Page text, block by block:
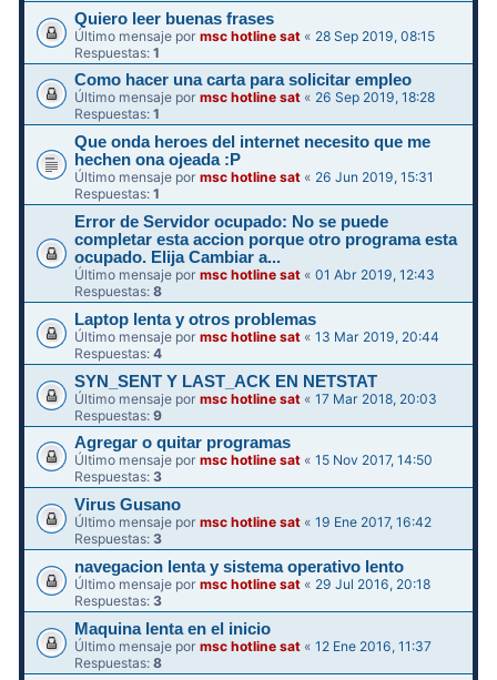
Quiero leer buenas frases
Último mensaje pormsc hotline sat « 28 Sep 2019, 08:15
Respuestas:1
Como hacer una carta para solicitar empleo
Último mensaje pormsc hotline sat « 26 Sep 2019, 18:28
Respuestas:1
Que onda heroes del internet necesito que me
hechen ona ojeada :P
Último mensaje pormsc hotline sat « 26 Jun 2019, 15:31
Respuestas:1
Error de Servidor ocupado: No se puede
completar esta accion porque otro programa esta
ocupado. Elija Cambiar a...
Último mensaje pormsc hotline sat «01 Abr 2019, 12:43
Respuestas:8
Laptop lenta y otros problemas
Último mensaje pormsc hotline sat «13 Mar 2019, 20:44
Respuestas:4
SYN_SENT Y LAST_ACK EN NETSTAT
Último mensaje pormsc hotline sat «17 Mar 2018, 20:03
Respuestas:9
Agregar o quitar programas
Último mensaje pormsc hotline sat «15 Nov 2017, 14:50
Respuestas:3
Virus Gusano
Último mensaje pormsc hotline sat «19 Ene 2017, 16:42
Respuestas: 3
navegacion lenta y sistema operativo lento
Último mensaje pormsc hotline sat « 29 Jul 2016, 20:18
Respuestas:3
Maquina lenta en el inicio
Último mensaje pormsc hotline sat «12 Ene 2016, 11:37
Respuestas:8